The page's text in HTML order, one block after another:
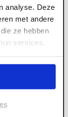
analyse. Deze
met andere
ze hebben
services.
om toegang